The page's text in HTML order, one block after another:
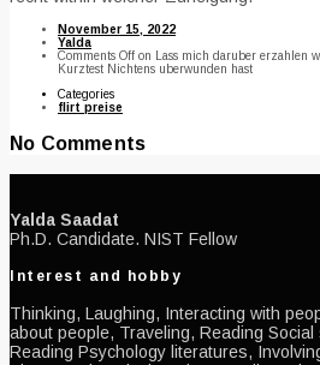
November 15, 2022
Yalda
Comments Off on Lass mich daruber erzahlen
Kurztest Nichtens uberwunden hast
Categories
flirt preise
No Comments
Yalda Saadat
Ph.D. Candidate. NIST Fellow
Interest and hobby
Thinking, Laughing, Interacting with
about people, Traveling, Reading
Reading Psychology literatures,